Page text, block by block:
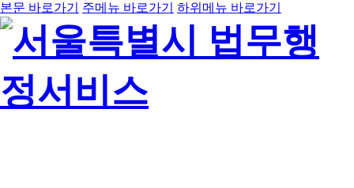
본문 바로가기 주메뉴 바로가기 하위메뉴 바로가기